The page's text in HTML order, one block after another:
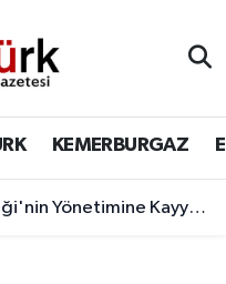
KEMERBURGAZ
Kayyum Atandı
Haritası
Fikstür